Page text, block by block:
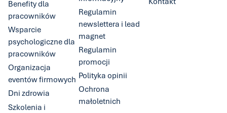
Benefity dla
pracowników
Wsparcie
psychologiczne dla
pracowników
Organizacja
eventów firmowych
Dni zdrowia
Szkolenia i
Regulamin
newslettera i lead
magnet
Regulamin
promocji
Polityka opinii
Ochrona
małoletnich